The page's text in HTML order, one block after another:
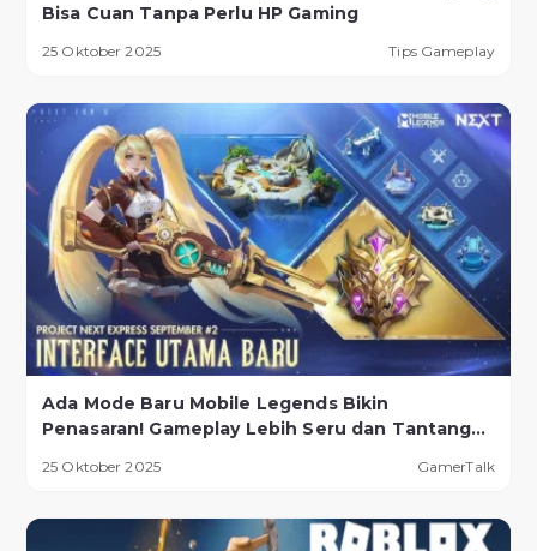
Bisa Cuan Tanpa Perlu HP Gaming
25 Oktober 2025 Tips Gameplay
Ada Mode Baru Mobile Legends Bikin
Penasaran! Gameplay Lebih Seru dan Tantangan
25 Oktober 2025 GamerTalk